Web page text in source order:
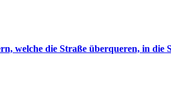
welche die Straße überqueren, in die